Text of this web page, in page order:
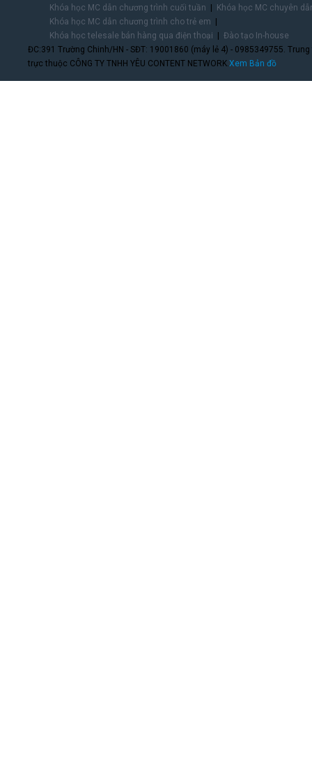
Khóa học MC dẫn chương trình cuối tuần
Khóa học MC chuyên
Khóa học MC dẫn chương trình cho trẻ em
Khóa học telesale bán hàng qua điện thoại
Đào tạo In-house
ĐC:391 Trường Chinh/HN - SĐT: 19001860 (máy lẻ 4) - 0985349755.
trực thuộc CÔNG TY TNHH YÊU CONTENT NETWORK.Xem Bản đồ